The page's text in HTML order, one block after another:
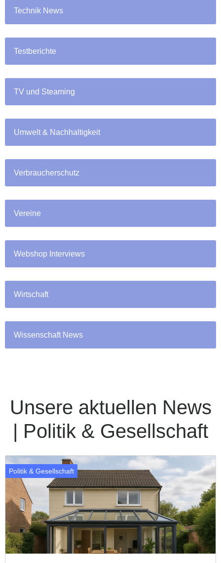
Technik News
Testberichte
TV und Steaming
Umwelt & Nachhaltigkeit
Verbraucherschutz
Vereine
Webshop Interviews
Wirtschaft
Wissenschaft News
Unsere aktuellen News
| Politik & Gesellschaft
Politik & Gesellschaft